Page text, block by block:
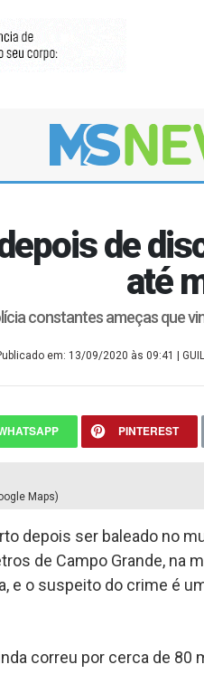
de
até
constantes ameças que
em: 13/09/2020 às 09:41 |
PINTEREST
Maps)
depois ser baleado no
de Campo Grande, na
e o suspeito do crime é
correu por cerca de 80